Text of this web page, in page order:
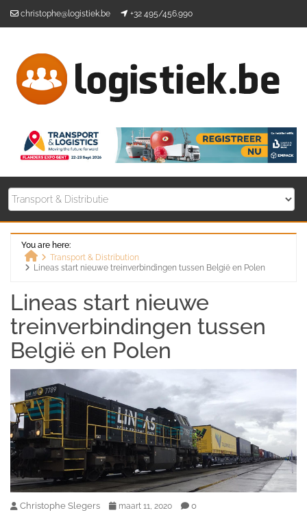
christophe@logistiek.be +32 495/456.990
You are here:
Home
Transport & Distribution
Lineas start nieuwe treinverbindingen tussen België en Polen
Lineas start nieuwe
treinverbindingen tussen
België en Polen
Christophe Slegers maart 11, 2020 0